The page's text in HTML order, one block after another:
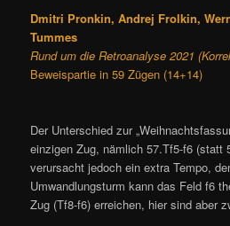
Dmitri Pronkin, Andrej Frolkin,
Tummes
Rund um die Retroanalyse 2021
Beweispartie in 59 Zügen (14+14)
Der Unterschied zur
einzigen Zug, nämlich 57.Tf5-f6 (statt
verursacht jedoch ein extra Tempo,
Umwandlungsturm kann das Feld f6
Zug (Tf8-f6) erreichen, hier sind aber